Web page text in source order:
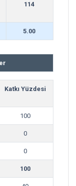
114
5.00
Katkı Yüzdesi
100
0
0
100